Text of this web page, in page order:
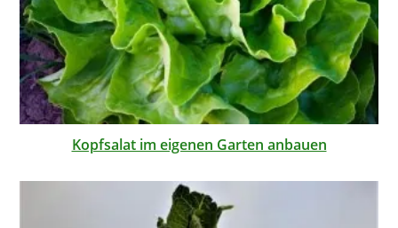
Kopfsalat im eigenen Garten anbauen